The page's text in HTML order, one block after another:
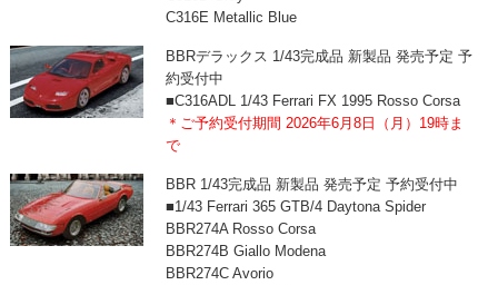
C316E Metallic Blue
BBRデラックス 1/43完成品 新製品 発売予定 予
約受付中
■C316ADL 1/43 Ferrari FX 1995 Rosso Corsa
＊ご予約受付期間 2026年6月8日（月）19時ま
で
BBR 1/43完成品 新製品 発売予定 予約受付中
■1/43 Ferrari 365 GTB/4 Daytona Spider
BBR274A Rosso Corsa
BBR274B Giallo Modena
BBR274C Avorio